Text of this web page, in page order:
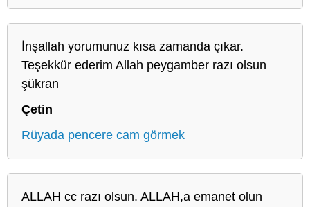
İnşallah yorumunuz kısa zamanda çıkar.
Teşekkür ederim Allah peygamber razı olsun
şükran
Çetin
Rüyada pencere cam görmek
ALLAH cc razı olsun. ALLAH,a emanet olun